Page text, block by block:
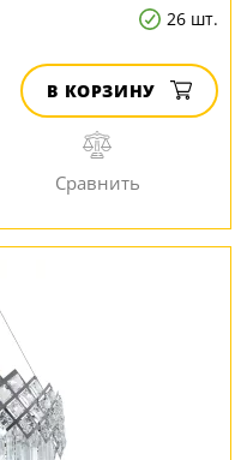
26 шт.
В КОРЗИНУ